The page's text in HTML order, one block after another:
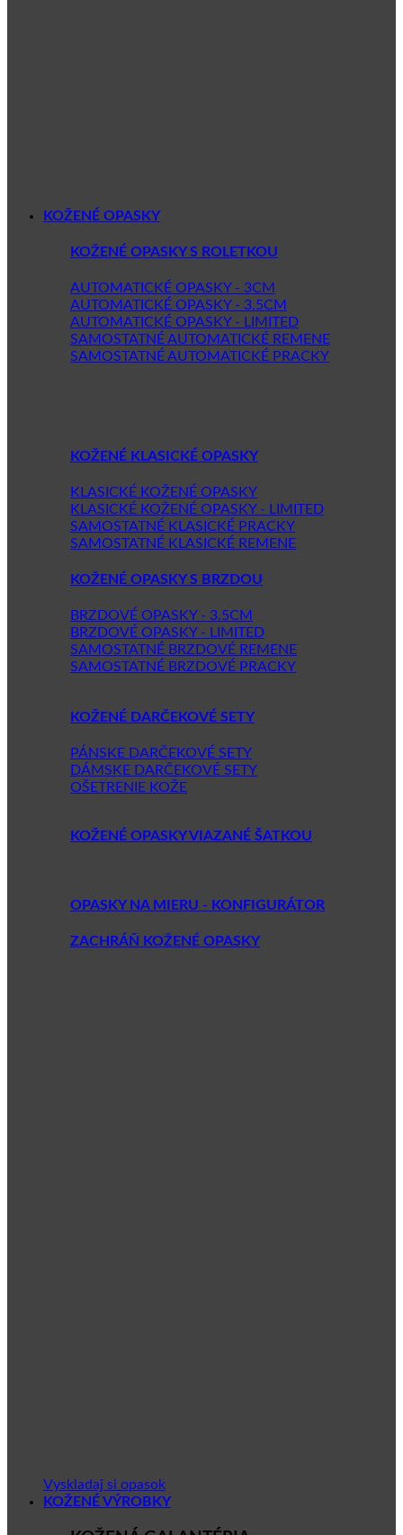
KOŽENÉ OPASKY
KOŽENÉ OPASKY S ROLETKOU
AUTOMATICKÉ OPASKY - 3CM
AUTOMATICKÉ OPASKY - 3.5CM
AUTOMATICKÉ OPASKY - LIMITED
SAMOSTATNÉ AUTOMATICKÉ REMENE
SAMOSTATNÉ AUTOMATICKÉ PRACKY
KOŽENÉ KLASICKÉ OPASKY
KLASICKÉ KOŽENÉ OPASKY
KLASICKÉ KOŽENÉ OPASKY - LIMITED
SAMOSTATNÉ KLASICKÉ PRACKY
SAMOSTATNÉ KLASICKÉ REMENE
KOŽENÉ OPASKY S BRZDOU
BRZDOVÉ OPASKY - 3.5CM
BRZDOVÉ OPASKY - LIMITED
SAMOSTATNÉ BRZDOVÉ REMENE
SAMOSTATNÉ BRZDOVÉ PRACKY
KOŽENÉ DARČEKOVÉ SETY
PÁNSKE DARČEKOVÉ SETY
DÁMSKE DARČEKOVÉ SETY
OŠETRENIE KOŽE
KOŽENÉ OPASKY VIAZANÉ ŠATKOU
OPASKY NA MIERU - KONFIGURÁTOR
ZACHRÁŇ KOŽENÉ OPASKY
Vyskladaj si opasok
KOŽENÉ VÝROBKY